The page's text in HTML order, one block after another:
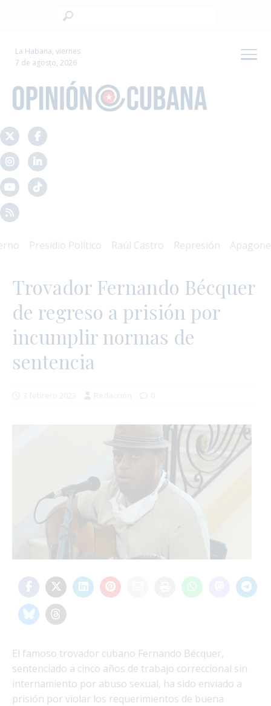
La Habana, viernes
7 de agosto, 2026
Presidio Político Raúl Castro Represión Apagones
Trovador Fernando Bécquer
de regreso a prisión por
incumplir normas de
sentencia
El famoso trovador cubano Fernando Bécquer,
sentenciado a cinco años de trabajo correccional sin
internamiento por abuso sexual, ha sido enviado a
prisión por violar los requerimientos de buena